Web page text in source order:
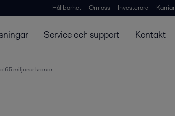
Hållbarhet Om oss Investerare Karriär
Service och support Kontakt
65 miljoner kronor